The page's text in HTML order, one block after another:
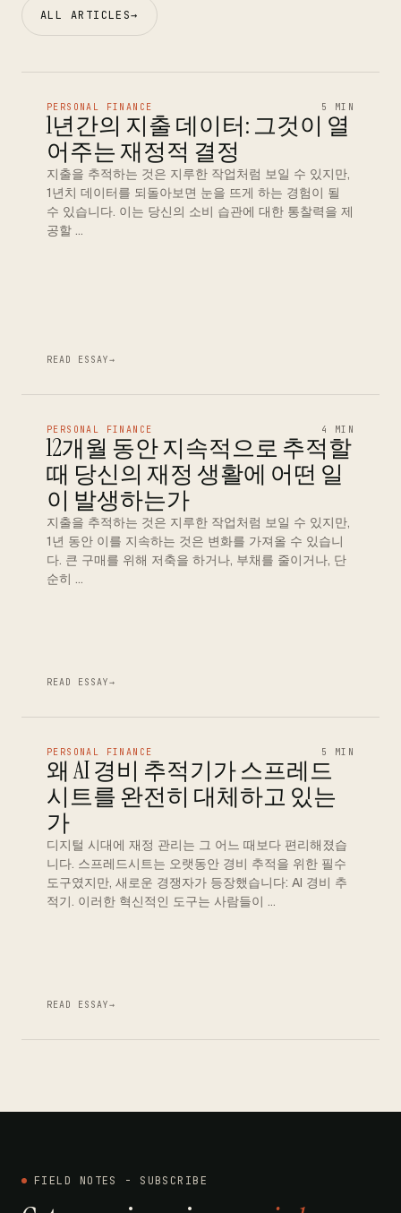
ALL ARTICLES→
PERSONAL FINANCE 5 MIN
1년간의 지출 데이터: 그것이 열
어주는 재정적 결정
지출을 추적하는 것은 지루한 작업처럼 보일 수 있지만,
1년치 데이터를 되돌아보면 눈을 뜨게 하는 경험이 될
수 있습니다. 이는 당신의 소비 습관에 대한 통찰력을 제
공할 …
READ ESSAY→
PERSONAL FINANCE 4 MIN
12개월 동안 지속적으로 추적할
때 당신의 재정 생활에 어떤 일
이 발생하는가
지출을 추적하는 것은 지루한 작업처럼 보일 수 있지만,
1년 동안 이를 지속하는 것은 변화를 가져올 수 있습니
다. 큰 구매를 위해 저축을 하거나, 부채를 줄이거나, 단
순히 …
READ ESSAY→
PERSONAL FINANCE 5 MIN
왜 AI 경비 추적기가 스프레드
시트를 완전히 대체하고 있는
가
디지털 시대에 재정 관리는 그 어느 때보다 편리해졌습
니다. 스프레드시트는 오랫동안 경비 추적을 위한 필수
도구였지만, 새로운 경쟁자가 등장했습니다: AI 경비 추
적기. 이러한 혁신적인 도구는 사람들이 …
READ ESSAY→
FIELD NOTES - SUBSCRIBE